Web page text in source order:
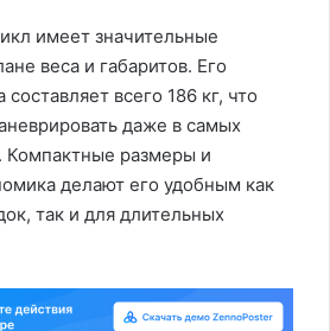
имеет значительные
веса и габаритов. Его
всего 186 кг, что
даже в самых
Компактные размеры и
делают его удобным как
так и для длительных